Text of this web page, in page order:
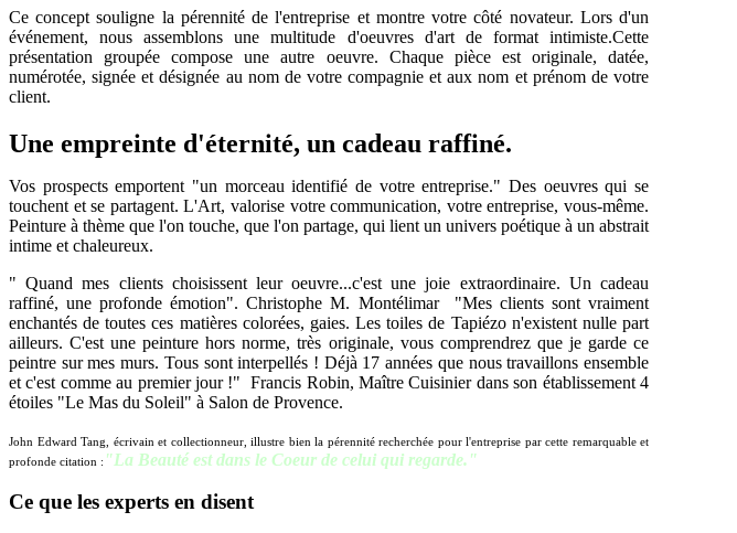
Ce concept souligne la pérennité de l'entreprise et montre votre côté novateur. Lors d'un
événement, nous assemblons une multitude d'oeuvres d'art de format intimiste.Cette
présentation groupée compose une autre oeuvre. Chaque pièce est originale, datée,
numérotée, signée et désignée au nom de votre compagnie et aux nom et prénom de votre
client.
Une empreinte d'éternité, un cadeau raffiné.
Vos prospects emportent "un morceau identifié de votre entreprise." Des oeuvres qui se
touchent et se partagent. L'Art, valorise votre communication, votre entreprise, vous-même.
Peinture à thème que l'on touche, que l'on partage, qui lient un univers poétique à un abstrait
intime et chaleureux.
" Quand mes clients choisissent leur oeuvre...c'est une joie extraordinaire. Un cadeau
raffiné, une profonde émotion". Christophe M. Montélimar "Mes clients sont vraiment
enchantés de toutes ces matières colorées, gaies. Les toiles de Tapiézo n'existent nulle part
ailleurs. C'est une peinture hors norme, très originale, vous comprendrez que je garde ce
peintre sur mes murs. Tous sont interpellés ! Déjà 17 années que nous travaillons ensemble
et c'est comme au premier jour !" Francis Robin, Maître Cuisinier dans son établissement 4
étoiles "Le Mas du Soleil" à Salon de Provence.
John Edward Tang, écrivain et collectionneur, illustre bien la pérennité recherchée pour l'entreprise par cette remarquable et
profonde citation : "La Beauté est dans le Coeur de celui qui regarde."
Ce que les experts en disent